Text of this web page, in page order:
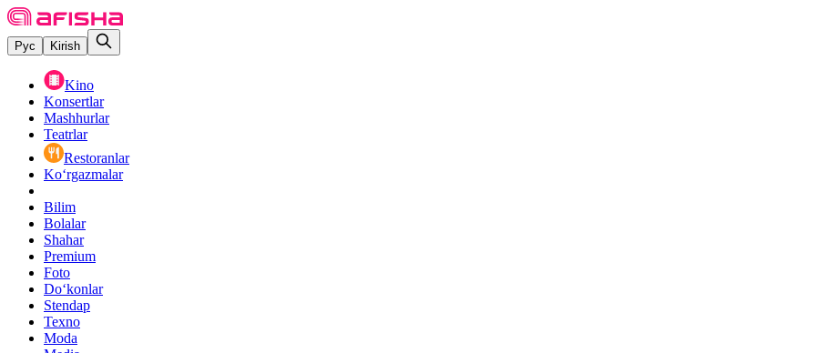
Рус Kirish
Kino
Konsertlar
Mashhurlar
Teatrlar
Restoranlar
Ko‘rgazmalar
Bilim
Bolalar
Shahar
Premium
Foto
Do‘konlar
Stendap
Texno
Moda